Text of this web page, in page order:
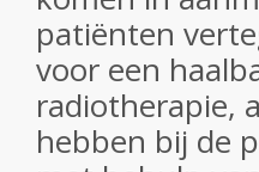
patiënten
voor een
radiotherapie,
hebben bij de